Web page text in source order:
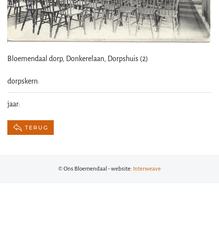
Bloemendaal dorp, Donkerelaan, Dorpshuis (2)
dorpskern:
jaar:
TERUG
© Ons Bloemendaal - website: Interweave